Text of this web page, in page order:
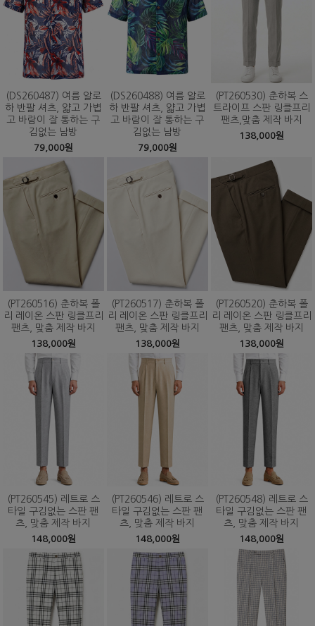
(DS260487) 여름 알로
하 반팔 셔츠, 얇고 가볍
고 바람이 잘 통하는 구
김없는 남방
79,000원
(DS260488) 여름 알로
하 반팔 셔츠, 얇고 가볍
고 바람이 잘 통하는 구
김없는 남방
79,000원
(PT260530) 춘하복 스
트라이프 스판 링클프리
팬츠,맞춤 제작 바지
138,000원
(PT260516) 춘하복 폴
리 레이온 스판 링클프리
팬츠, 맞춤 제작 바지
138,000원
(PT260517) 춘하복 폴
리 레이온 스판 링클프리
팬츠, 맞춤 제작 바지
138,000원
(PT260520) 춘하복 폴
리 레이온 스판 링클프리
팬츠, 맞춤 제작 바지
138,000원
(PT260545) 레트로 스
타일 구김없는 스판 팬
츠, 맞춤 제작 바지
148,000원
(PT260546) 레트로 스
타일 구김없는 스판 팬
츠, 맞춤 제작 바지
148,000원
(PT260548) 레트로 스
타일 구김없는 스판 팬
츠, 맞춤 제작 바지
148,000원